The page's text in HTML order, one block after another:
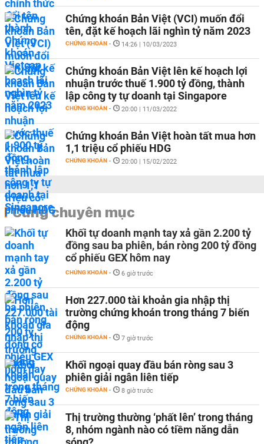
Chứng khoán Bản Việt (VCI) muốn đổi
tên, đặt kế hoạch lãi nghìn tỷ năm 2023
CHỨNG KHOÁN - 14:26 | 10/03/2023
Chứng khoán Bản Việt lên kế hoạch lợi
nhuận trước thuế 1.900 tỷ đồng, thành
lập công ty tự doanh tại Singapore
CHỨNG KHOÁN - 20:00 | 11/03/2022
Chứng khoán Bản Việt hoàn tất mua hơn
1,1 triệu cổ phiếu HDG
CHỨNG KHOÁN - 20:00 | 15/02/2022
Cùng chuyên mục
Khối tự doanh mạnh tay xả gần 2.200 tỷ
đồng sau ba phiên, bán ròng 200 tỷ đồng
cổ phiếu GEX hôm nay
CHỨNG KHOÁN - 6 giờ trước
Hơn 227.000 tài khoản gia nhập thị
trường chứng khoán trong tháng 7 biến
động
CHỨNG KHOÁN - 7 giờ trước
Khối ngoại quay đầu bán ròng sau 3
phiên giải ngân liên tiếp
CHỨNG KHOÁN - 8 giờ trước
Thị trường thường ‘phất lên’ trong tháng
8, nhóm ngành nào có tiềm năng dẫn